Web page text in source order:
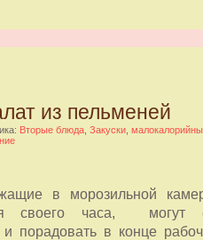
из пельменей
Вторые блюда, Закуски,
в морозильной
своего часа, могут
порадовать в конце